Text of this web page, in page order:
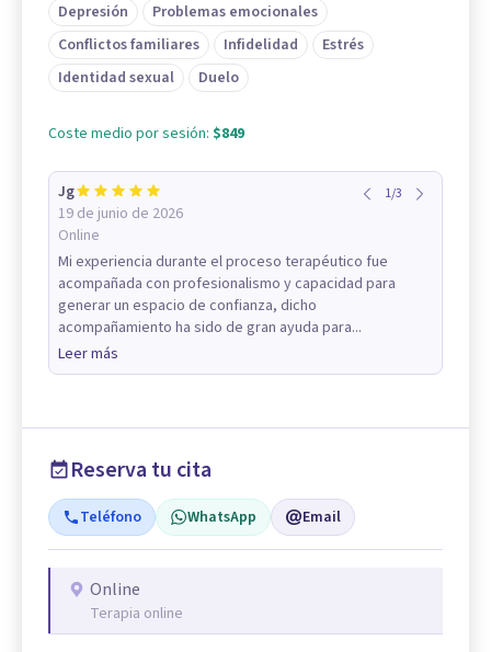
Depresión
Problemas emocionales
Conflictos familiares
Infidelidad
Estrés
Identidad sexual
Duelo
Coste medio por sesión: $849
Jg
19 de junio de 2026
Online
1/3
Mi experiencia durante el proceso terapéutico fue
acompañada con profesionalismo y capacidad para
generar un espacio de confianza, dicho
acompañamiento ha sido de gran ayuda para...
Leer más
Reserva tu cita
Teléfono WhatsApp Email
Online
Terapia online